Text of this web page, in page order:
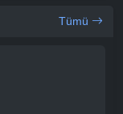
Tümü